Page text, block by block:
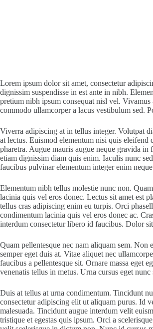
Lorem ipsum dolor sit amet, consectetur
dignissim suspendisse in est ante in nibh.
pretium nibh ipsum consequat nisl vel.
commodo ullamcorper a lacus vestibulum sed.
Viverra adipiscing at in tellus integer. Volutpat
at lectus. Euismod elementum nisi quis
pharetra. Augue mauris augue neque gravida
etiam dignissim diam quis enim. Iaculis nunc
faucibus pulvinar elementum integer enim
Elementum nibh tellus molestie nunc non.
lacinia quis vel eros donec. Lectus sit amet est
tellus cras adipiscing enim eu turpis. Orci
condimentum lacinia quis vel eros donec ac.
interdum consectetur libero id faucibus. Dolor
Quam pellentesque nec nam aliquam sem.
semper eget duis at. Vitae aliquet nec
faucibus a pellentesque sit. Ornare massa eget
venenatis tellus in metus. Urna cursus eget
Duis at tellus at urna condimentum. Tincidunt
consectetur adipiscing elit ut aliquam purus. Id
malesuada. Tincidunt augue interdum velit
tristique et egestas quis ipsum. Orci a